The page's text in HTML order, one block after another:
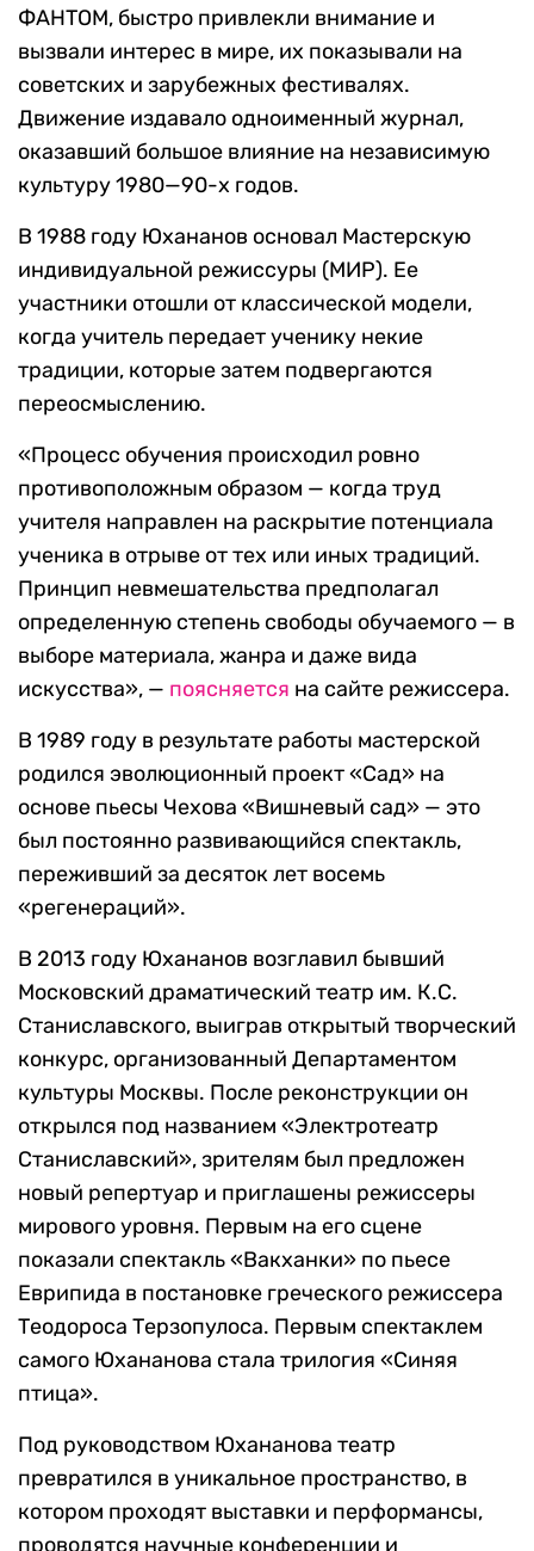
ФАНТОМ, быстро привлекли внимание и
вызвали интерес в мире, их показывали на
советских и зарубежных фестивалях.
Движение издавало одноименный журнал,
оказавший большое влияние на независимую
культуру 1980—90-х годов.
В 1988 году Юхананов основал Мастерскую
индивидуальной режиссуры (МИР). Ее
участники отошли от классической модели,
когда учитель передает ученику некие
традиции, которые затем подвергаются
переосмыслению.
«Процесс обучения происходил ровно
противоположным образом — когда труд
учителя направлен на раскрытие потенциала
ученика в отрыве от тех или иных традиций.
Принцип невмешательства предполагал
определенную степень свободы обучаемого — в
выборе материала, жанра и даже вида
искусства», — поясняется на сайте режиссера.
В 1989 году в результате работы мастерской
родился эволюционный проект «Сад» на
основе пьесы Чехова «Вишневый сад» — это
был постоянно развивающийся спектакль,
переживший за десяток лет восемь
«регенераций».
В 2013 году Юхананов возглавил бывший
Московский драматический театр им. К.С.
Станиславского, выиграв открытый творческий
конкурс, организованный Департаментом
культуры Москвы. После реконструкции он
открылся под названием «Электротеатр
Станиславский», зрителям был предложен
новый репертуар и приглашены режиссеры
мирового уровня. Первым на его сцене
показали спектакль «Вакханки» по пьесе
Еврипида в постановке греческого режиссера
Теодороса Терзопулоса. Первым спектаклем
самого Юхананова стала трилогия «Синяя
птица».
Под руководством Юхананова театр
превратился в уникальное пространство, в
котором проходят выставки и перформансы,
проводятся научные конференции и